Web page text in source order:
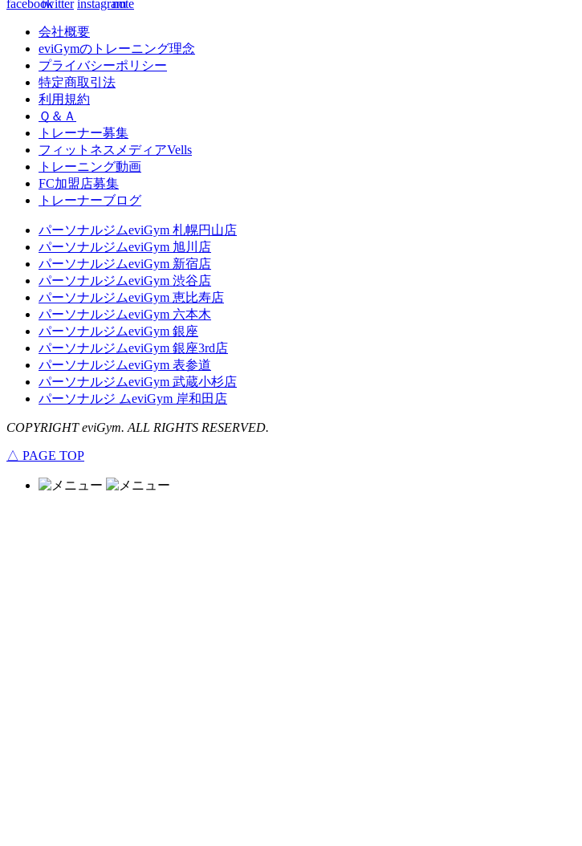
会社概要
eviGymのトレーニング理念
プライバシーポリシー
特定商取引法
利用規約
Ｑ＆Ａ
トレーナー募集
フィットネスメディアVells
トレーニング動画
FC加盟店募集
トレーナーブログ
パーソナルジムeviGym 札幌円山店
パーソナルジムeviGym 旭川店
パーソナルジムeviGym 新宿店
パーソナルジムeviGym 渋谷店
パーソナルジムeviGym 恵比寿店
パーソナルジムeviGym 六本木
パーソナルジムeviGym 銀座
パーソナルジムeviGym 銀座3rd店
パーソナルジムeviGym 表参道
パーソナルジムeviGym 武蔵小杉店
パーソナルジ ムeviGym 岸和田店
COPYRIGHT eviGym. ALL RIGHTS RESERVED.
△ PAGE TOP